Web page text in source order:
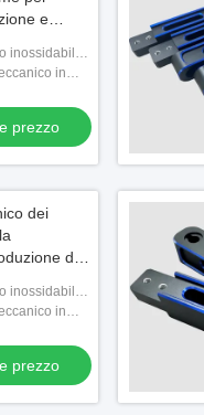
e
inossidabile,
in
prezzo
dei
di
inossidabile,
in
prezzo